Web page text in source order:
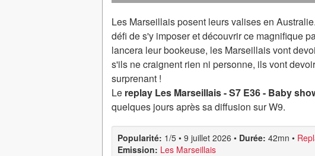
Les Marseillais posent leurs valises en
défi de s'y imposer et découvrir ce magnifique
lancera leur bookeuse, les Marseillais vont
s'ils ne craignent rien ni personne, ils vont
surprenant !
Le replay Les Marseillais - S7 E36 - Baby
quelques jours après sa diffusion sur W9.
Popularité: 1/5 • 9 juillet 2026 • Durée: 42mn •
Emission: Les Marseillais